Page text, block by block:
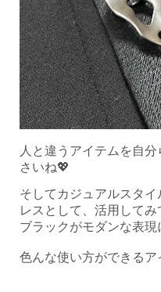
人と違うアイテムを自
さいね💖
そしてカジュアルスタ
レスとして、活用してみ
ブラックがモダンな表
色んな使い方ができるア